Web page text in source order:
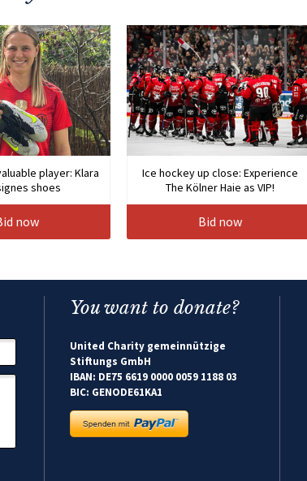
player: Klara
shoes
now
Ice hockey up close: Experience
The Kölner Haie as VIP!
Bid now
You want to donate?
United Charity gemeinnützige
Stiftungs GmbH
IBAN: DE75 6619 0000 0059 1188 03
BIC: GENODE61KA1